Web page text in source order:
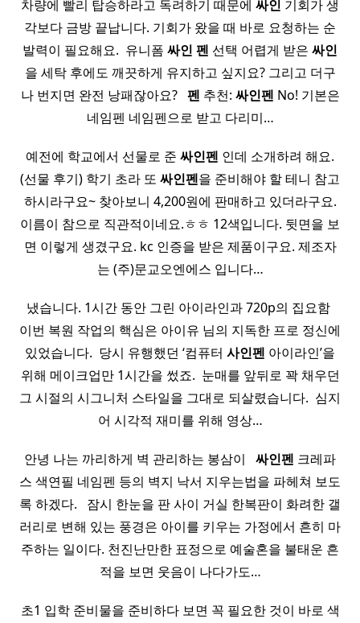
차량에 빨리 탑승하라고 독려하기 때문에 싸인 기회가 생
각보다 금방 끝납니다. 기회가 왔을 때 바로 요청하는 순
발력이 필요해요. ​ 유니폼 싸인 펜 선택 어렵게 받은 싸인
을 세탁 후에도 깨끗하게 유지하고 싶지요? 그리고 더구
나 번지면 완전 낭패잖아요? ​ ​ 펜 추천: 싸인펜 No! 기본은
네임펜 네임펜으로 받고 다리미…
예전에 학교에서 선물로 준 싸인펜 인데 소개하려 해요.
(선물 후기) 학기 초라 또 싸인펜을 준비해야 할 테니 참고
하시라구요~ 찾아보니 4,200원에 판매하고 있더라구요.
이름이 참으로 직관적이네요.ㅎㅎ 12색입니다. 뒷면을 보
면 이렇게 생겼구요. kc 인증을 받은 제품이구요. 제조자
는 (주)문교오엔에스 입니다…
냈습니다. 1시간 동안 그린 아이라인과 720p의 집요함 ​
이번 복원 작업의 핵심은 아이유 님의 지독한 프로 정신에
있었습니다. ​ 당시 유행했던 ‘컴퓨터 사인펜 아이라인’을
위해 메이크업만 1시간을 썼죠. ​ 눈매를 앞뒤로 꽉 채우던
그 시절의 시그니처 스타일을 그대로 되살렸습니다. ​ 심지
어 시각적 재미를 위해 영상…
안녕 나는 까리하게 벽 관리하는 봉삼이 ​ ​ 싸인펜 크레파
스 색연필 네임펜 등의 벽지 낙서 지우는법을 파헤쳐 보도
록 하겠다. ​ ​ 잠시 한눈을 판 사이 거실 한복판이 화려한 갤
러리로 변해 있는 풍경은 아이를 키우는 가정에서 흔히 마
주하는 일이다. 천진난만한 표정으로 예술혼을 불태운 흔
적을 보면 웃음이 나다가도…
초1 입학 준비물을 준비하다 보면 꼭 필요한 것이 바로 색